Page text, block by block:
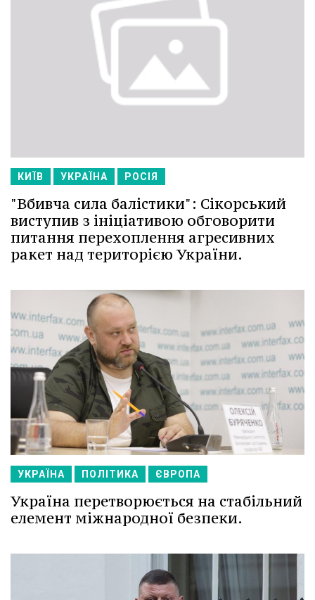
КИЇВ УКРАЇНА РОСІЯ
"Вбивча сила балістики": Сікорський
виступив з ініціативою обговорити
питання перехоплення агресивних
ракет над територією України.
УКРАЇНА ПОЛІТИКА ЄВРОПА
Україна перетворюється на стабільний
елемент міжнародної безпеки.